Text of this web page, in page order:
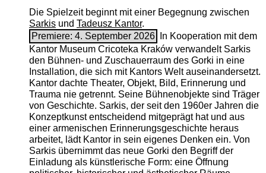
Die Spielzeit beginnt mit einer Begegnung zwischen
Sarkisund Tadeusz Kantor.
Premiere: 4. September 2026
In Kooperation mit dem
Kantor Museum Cricoteka Kraków verwandelt Sarkis
den Bühnen- und Zuschauerraum des Gorki in eine
Installation, die sich mit Kantors Welt auseinandersetzt.
Kantor dachte Theater, Objekt, Bild, Erinnerung und
Trauma nie getrennt. Seine Bühnenobjekte sind Träger
von Geschichte. Sarkis, der seit den 1960er Jahren die
Konzeptkunst entscheidend mitgeprägt hat und aus
einer armenischen ­Erinnerungsgeschichte heraus
arbeitet, lädt Kantor in sein eigenes Denken ein. Von
Sarkis übernimmt das neue Gorki den Begriff der
Einladung als künstlerische Form: eine Öffnung